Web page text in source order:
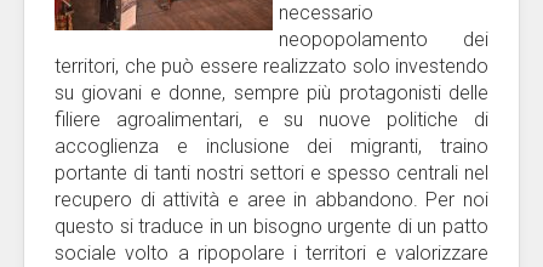
necessario
neopopolamento dei
territori, che può essere realizzato solo investendo
su giovani e donne, sempre più protagonisti delle
filiere agroalimentari, e su nuove politiche di
accoglienza e inclusione dei migranti, traino
portante di tanti nostri settori e spesso centrali nel
recupero di attività e aree in abbandono. Per noi
questo si traduce in un bisogno urgente di un patto
sociale volto a ripopolare i territori e valorizzare